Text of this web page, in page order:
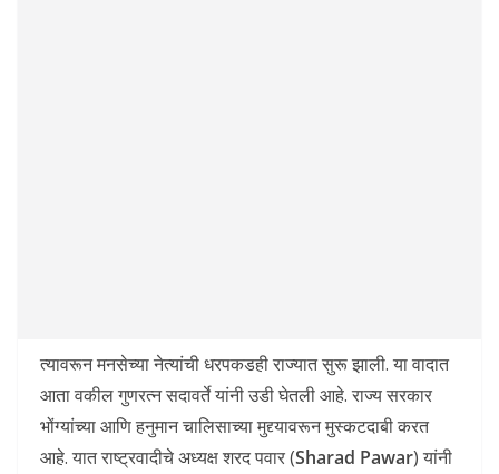
त्यावरून मनसेच्या नेत्यांची धरपकडही राज्यात सुरू झाली. या वादात
आता वकील गुणरत्न सदावर्ते यांनी उडी घेतली आहे. राज्य सरकार
भोंग्यांच्या आणि हनुमान चालिसाच्या मुद्द्यावरून मुस्कटदाबी करत
आहे. यात राष्ट्रवादीचे अध्यक्ष शरद पवार (Sharad Pawar) यांनी